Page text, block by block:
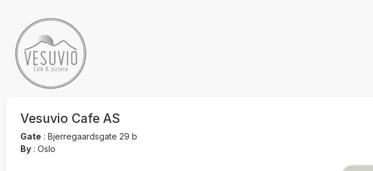
Vesuvio Cafe AS
Gate : Bjerregaardsgate 29 b
By : Oslo